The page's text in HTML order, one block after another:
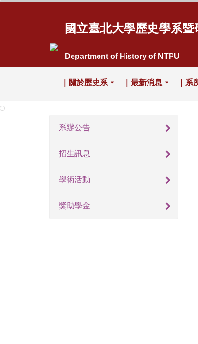
國立臺北大學歷史學系暨
Department of History of NTPU
｜關於歷史系 ｜最新消息 ｜系
系辦公告
招生訊息
學術活動
獎助學金